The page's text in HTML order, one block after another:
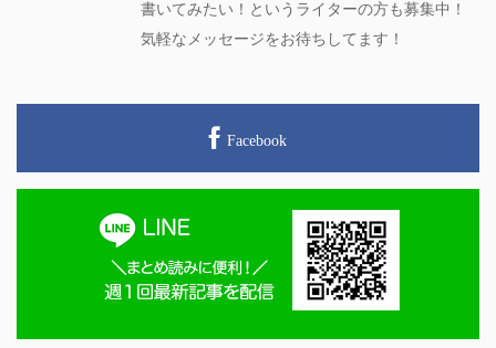
書いてみたい！というライターの方も募集中！
気軽なメッセージをお待ちしてます！
Facebook